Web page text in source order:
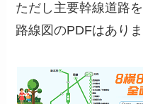
ただし主要幹線道路
路線図のPDFはありま